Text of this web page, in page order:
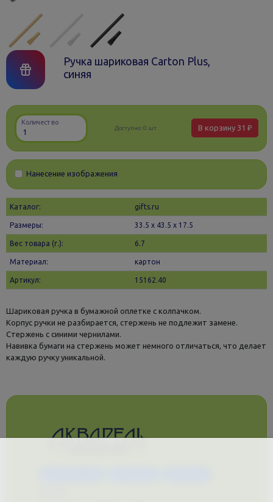
Ручка шариковая Carton Plus,
синяя
Количество
Доступно:0 шт. В корзину 31 ₽
Нанесение изображения
Каталог: gifts.ru
Размеры: 33.5 х 43.5 x 17.5
Вес товара (г.): 6.7
Материал: картон
Артикул: 15162.40
Шариковая ручка в бумажной оплетке с колпачком.
Корпус ручки не разбирается, стержень не подлежит замене.
Стержень с синими чернилами.
Навивка бумаги на стержень может немного отличаться, что делает
каждую ручку уникальной.